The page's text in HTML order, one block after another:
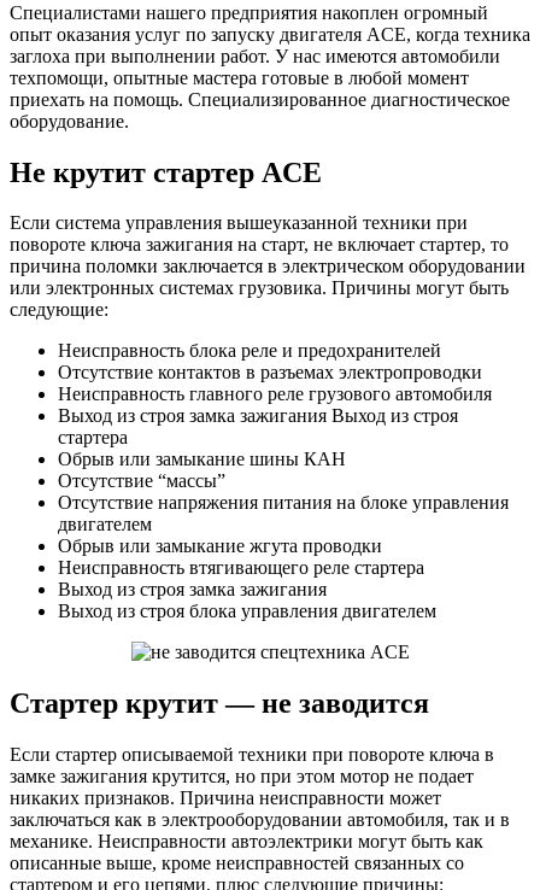
Специалистами нашего предприятия накоплен огромный
опыт оказания услуг по запуску двигателя ACE, когда техника
заглоха при выполнении работ. У нас имеются автомобили
техпомощи, опытные мастера готовые в любой момент
приехать на помощь. Специализированное диагностическое
оборудование.
Не крутит стартер ACE
Если система управления вышеуказанной техники при
повороте ключа зажигания на старт, не включает стартер, то
причина поломки заключается в электрическом оборудовании
или электронных системах грузовика. Причины могут быть
следующие:
Неисправность блока реле и предохранителей
Отсутствие контактов в разъемах электропроводки
Неисправность главного реле грузового автомобиля
Выход из строя замка зажигания Выход из строя
стартера
Обрыв или замыкание шины КАН
Отсутствие “массы”
Отсутствие напряжения питания на блоке управления
двигателем
Обрыв или замыкание жгута проводки
Неисправность втягивающего реле стартера
Выход из строя замка зажигания
Выход из строя блока управления двигателем
Стартер крутит — не заводится
Если стартер описываемой техники при повороте ключа в
замке зажигания крутится, но при этом мотор не подает
никаких признаков. Причина неисправности может
заключаться как в электрооборудовании автомобиля, так и в
механике. Неисправности автоэлектрики могут быть как
описанные выше, кроме неисправностей связанных со
стартером и его цепями, плюс следующие причины: